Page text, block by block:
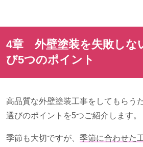
4章 外壁塗装を失敗しな
び5つのポイント
高品質な外壁塗装工事をしてもらう
選びのポイントを5つご紹介します。
季節も大切ですが、 季節に合わせた